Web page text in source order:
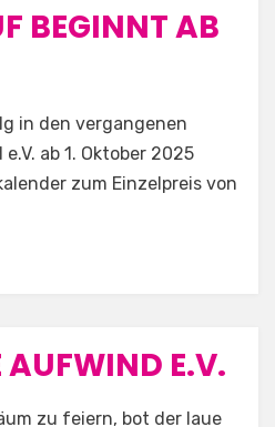
BEGINNT AB
in den vergangenen
ab 1. Oktober 2025
zum Einzelpreis von
AUFWIND E.V.
zu feiern, bot der laue